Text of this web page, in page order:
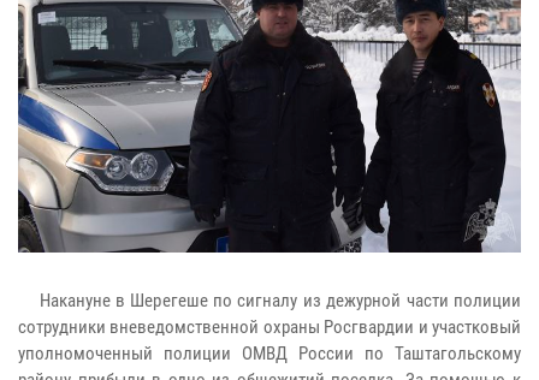
Накануне в Шерегеше по сигналу из дежурной части полиции
сотрудники вневедомственной охраны Росгвардии и участковый
уполномоченный полиции ОМВД России по Таштагольскому